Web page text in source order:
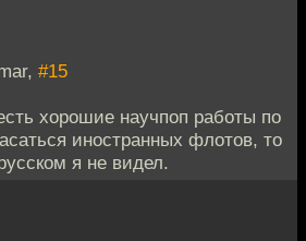
#15
хорошие научпоп работы по
иностранных флотов, то
я не видел.